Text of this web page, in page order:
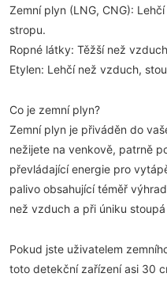
Zemní plyn (LNG, CNG):
stropu.
Ropné látky: Těžší než
Etylen: Lehčí než vzduch,
Co je zemní plyn?
Zemní plyn je přiváděn do
nežijete na venkově, patrně
převládající energie pro
palivo obsahující téměř
než vzduch a při úniku
Pokud jste uživatelem
toto detekční zařízení asi 30